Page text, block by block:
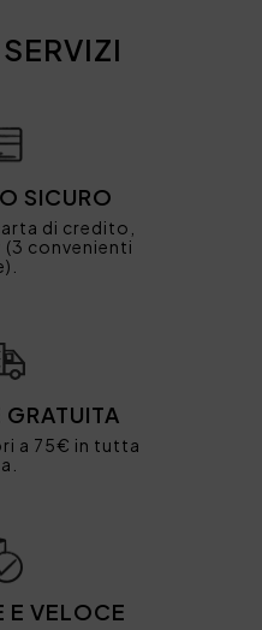
SICURO
di credito,
(3 convenienti
a 75€ in tutta
E VELOCE